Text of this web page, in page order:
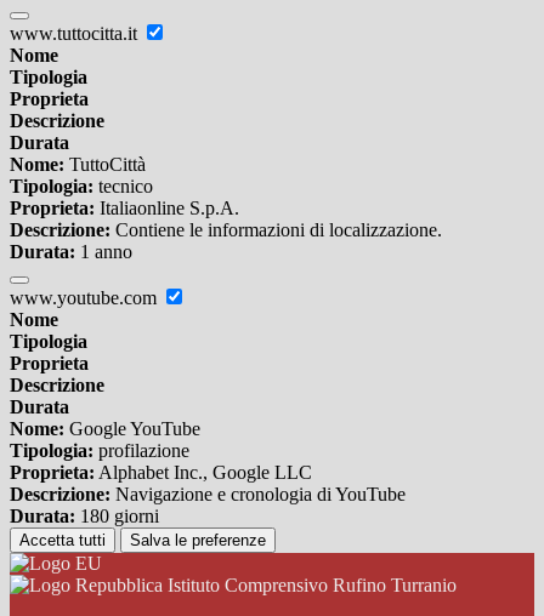
www.tuttocitta.it
Nome
Tipologia
Proprieta
Descrizione
Durata
Nome: TuttoCittà
Tipologia: tecnico
Proprieta: Italiaonline S.p.A.
Descrizione: Contiene le informazioni di localizzazione.
Durata: 1 anno
www.youtube.com
Nome
Tipologia
Proprieta
Descrizione
Durata
Nome: Google YouTube
Tipologia: profilazione
Proprieta: Alphabet Inc., Google LLC
Descrizione: Navigazione e cronologia di YouTube
Durata: 180 giorni
Accetta tutti Salva le preferenze
Istituto Comprensivo Rufino Turranio